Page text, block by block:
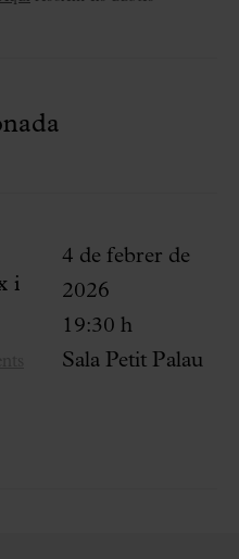
i
4 de febrer de
2026
19:30 h
Sala Petit Palau